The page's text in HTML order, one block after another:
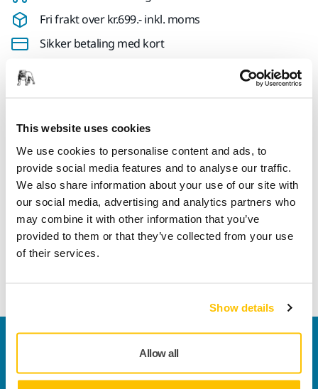
This website uses cookies
We use cookies to personalise content and ads, to
provide social media features and to analyse our traffic.
We also share information about your use of our site with
our social media, advertising and analytics partners who
may combine it with other information that you’ve
provided to them or that they’ve collected from your use
of their services.
Show details
Allow all
Fri frakt over kr.699.- inkl. moms
Sikker betaling med kort
Tekniske detaljer
Lengde 100 mm
Bredde 70 mm
Ta kontakt, så svarer støtteteamet
vårt på spørsmålene dine.